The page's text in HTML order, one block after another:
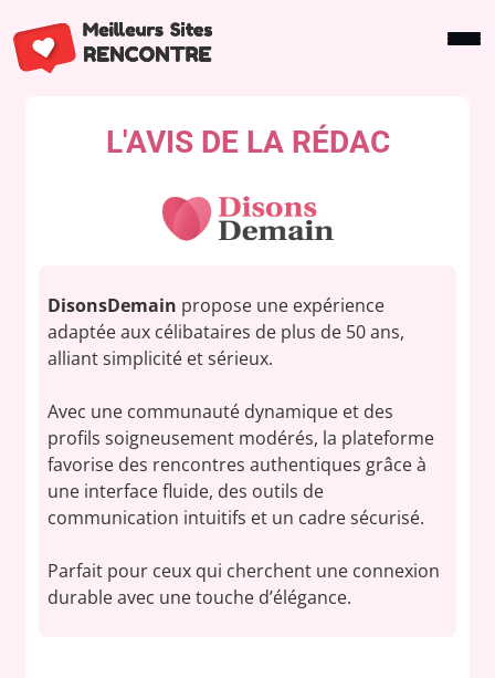
L'AVIS DE LA RÉDAC
DisonsDemain propose une expérience
adaptée aux célibataires de plus de 50 ans,
alliant simplicité et sérieux.
Avec une communauté dynamique et des
profils soigneusement modérés, la plateforme
favorise des rencontres authentiques grâce à
une interface fluide, des outils de
communication intuitifs et un cadre sécurisé.
Parfait pour ceux qui cherchent une connexion
durable avec une touche d’élégance.